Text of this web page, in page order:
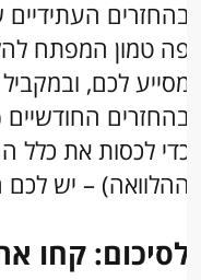
העתידיים
טמון המפתח
לכם, ובמקביל
החודשיים
לכסות את כלל
– יש לכם
קחו